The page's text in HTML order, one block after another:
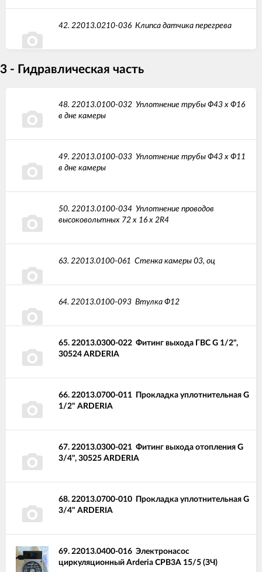
42. 22013.0210-036Клипса датчика перегрева
3 - Гидравлическая часть
48. 22013.0100-032 Уплотнение трубы Ф43 х Ф16
в дне камеры
49. 22013.0100-033 Уплотнение трубы Ф43 х Ф11
в дне камеры
50. 22013.0100-034 Уплотнение проводов
высоковольтных 72 х 16 х 2R4
63. 22013.0100-061 Стенка камеры 03, оц
64. 22013.0100-093 Втулка Ф12
65. 22013.0300-022 Фитинг выхода ГВС G 1/2",
30524 ARDERIA
66. 22013.0700-011 Прокладка уплотнительная G
1/2" ARDERIA
67. 22013.0300-021 Фитинг выхода отопления G
3/4", 30525 ARDERIA
68. 22013.0700-010 Прокладка уплотнительная G
3/4" ARDERIA
69. 22013.0400-016 Электронасос
циркуляционный Arderia CPB3A 15/5 (ЗЧ)